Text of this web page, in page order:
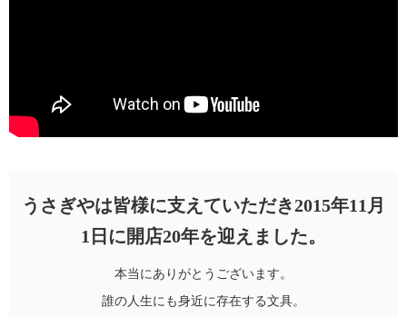
うさぎやは皆様に支えていただき2015年11月
1日に開店20年を迎えました。
本当にありがとうございます。
誰の人生にも身近に存在する文具。